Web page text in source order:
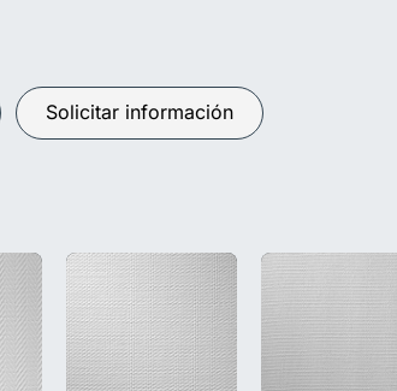
Solicitar información